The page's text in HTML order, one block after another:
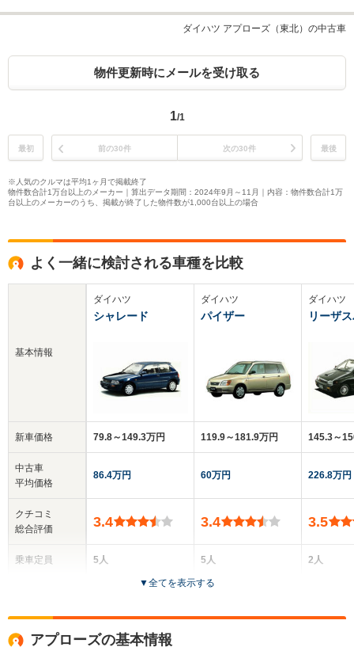
ダイハツ アプローズ（東北）の中古車
物件更新時にメールを受け取る
1/1
最初 前の30件 次の30件 最後
※人気のクルマは平均1ヶ月で掲載終了
物件数合計1万台以上のメーカー｜算出データ期間：2024年9月～11月｜内容：物件数合計1万
台以上のメーカーのうち、掲載が終了した物件数が1,000台以上の場合
よく一緒に検討される車種を比較
基本情報
新車価格
中古車
平均価格
クチコミ
総合評価
乗車定員
ダイハツ
シャレード
79.8～149.3万円
86.4万円
3.4
5人
全高
1.39m～1.43m
ダイハツ
パイザー
119.9～181.9万円
60万円
3.4
5人
5ドア
ダイハツ
リーザ
145.3～
226.8万円
3.5
2人
▼全てを表示する
アプローズの基本情報